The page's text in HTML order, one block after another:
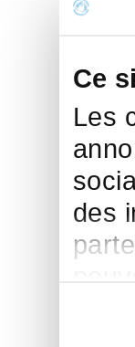
Ce
Les
des